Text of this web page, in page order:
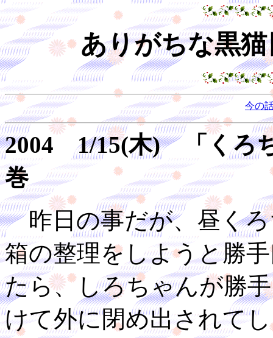
ありがちな黒
今の
2004 1/15(木) 「くろ
巻
昨日の事だが、昼くろ
箱の整理をしようと勝
たら、しろちゃんが勝
けて外に閉め出されて